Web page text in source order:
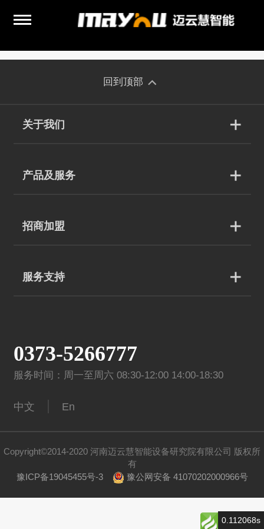
回到顶部
关于我们
产品及服务
招商加盟
服务支持
0373-5266777
服务时间：周一至周六 08:30-12:00 14:00-18:30
中文 En
Copyright©2014-2020 河南迈云慧智能设备研究院有限公司 版权所
有
豫ICP备19045455号-3
豫公网安备 41070202000966号
0.112068s